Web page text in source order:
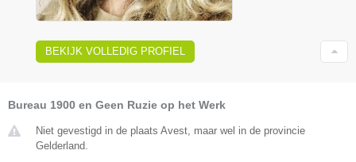
BEKIJK VOLLEDIG PROFIEL
Bureau 1900 en Geen Ruzie op het Werk
Niet gevestigd in de plaats Avest, maar wel in de provincie
Gelderland.